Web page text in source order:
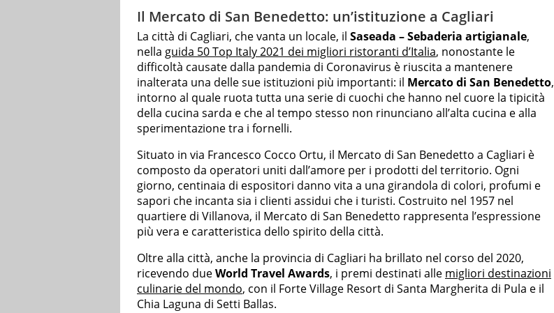
Il Mercato di San Benedetto: un’istituzione a Cagliari
La città di Cagliari, che vanta un locale, il Saseada – Sebaderia artigianale,
nella guida 50 Top Italy 2021 dei migliori ristoranti d’Italia, nonostante le
difficoltà causate dalla pandemia di Coronavirus è riuscita a mantenere
inalterata una delle sue istituzioni più importanti: il Mercato di San Benedetto,
intorno al quale ruota tutta una serie di cuochi che hanno nel cuore la tipicità
della cucina sarda e che al tempo stesso non rinunciano all’alta cucina e alla
sperimentazione tra i fornelli.
Situato in via Francesco Cocco Ortu, il Mercato di San Benedetto a Cagliari è
composto da operatori uniti dall’amore per i prodotti del territorio. Ogni
giorno, centinaia di espositori danno vita a una girandola di colori, profumi e
sapori che incanta sia i clienti assidui che i turisti. Costruito nel 1957 nel
quartiere di Villanova, il Mercato di San Benedetto rappresenta l’espressione
più vera e caratteristica dello spirito della città.
Oltre alla città, anche la provincia di Cagliari ha brillato nel corso del 2020,
ricevendo dueWorld Travel Awards, i premi destinati alle migliori destinazioni
culinarie del mondo, con il Forte Village Resort di Santa Margherita di Pula e il
Chia Laguna di Setti Ballas.